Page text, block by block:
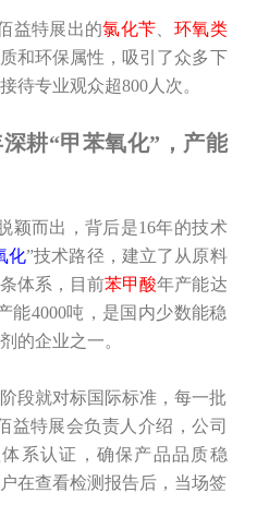
益特展出的氯化苄、 环氧类
和环保属性，吸引了众多下
待专业观众超800人次。
耕“甲苯氧化”，产能
而出，背后是16年的技术
化”技术路径，建立了从原料
体系，目前苯甲酸年产能达
能4000吨，是国内少数能稳
的企业之一。
段就对标国际标准，每一批
益特展会负责人介绍，公司
系认证，确保产品品质稳
在查看检测报告后，当场签